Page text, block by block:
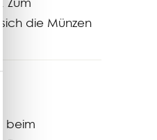
die Münzen
beim